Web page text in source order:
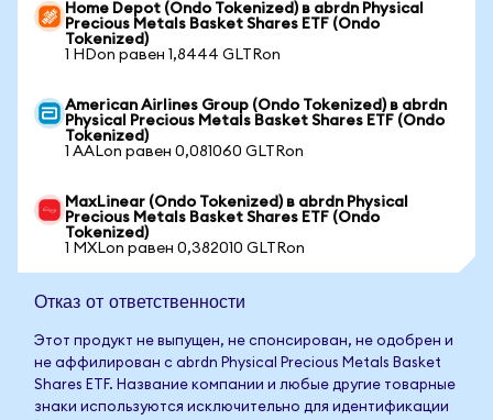
Home Depot (Ondo Tokenized) в abrdn Physical
Precious Metals Basket Shares ETF (Ondo
Tokenized)
1 HDon равен 1,8444 GLTRon
American Airlines Group (Ondo Tokenized) в abrdn
Physical Precious Metals Basket Shares ETF (Ondo
Tokenized)
1 AALon равен 0,081060 GLTRon
MaxLinear (Ondo Tokenized) в abrdn Physical
Precious Metals Basket Shares ETF (Ondo
Tokenized)
1 MXLon равен 0,382010 GLTRon
Отказ от ответственности
Этот продукт не выпущен, не спонсирован, не одобрен и
не аффилирован с abrdn Physical Precious Metals Basket
Shares ETF. Название компании и любые другие товарные
знаки используются исключительно для идентификации